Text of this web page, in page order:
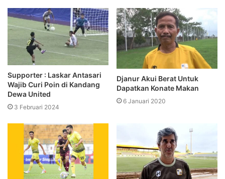
Supporter : Laskar Antasari
Wajib Curi Poin di Kandang
Dewa United
3 Februari 2024
Djanur Akui Berat Untuk
Dapatkan Konate Makan
6 Januari 2020